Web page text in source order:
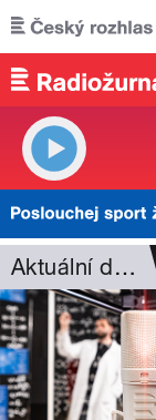
Přejít k hlavnímu
Aktuální dění